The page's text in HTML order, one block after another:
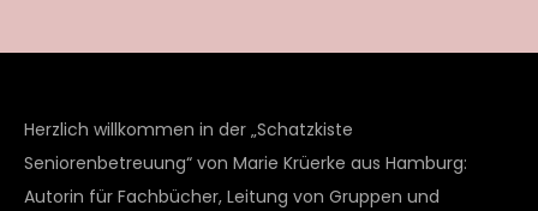
Herzlich willkommen in der „Schatzkiste
Seniorenbetreuung“ von Marie Krüerke aus Hamburg:
Autorin für Fachbücher, Leitung von Gruppen und